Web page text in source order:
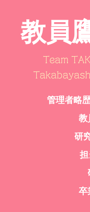
教員
Team
管理者略
教
研
卒